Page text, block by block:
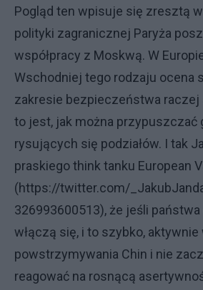
Pogląd ten wpisuje się zresztą
polityki zagranicznej Paryża
współpracy z Moskwą. W
Wschodniej tego rodzaju ocena
zakresie bezpieczeństwa raczej
to jest, jak można przypuszczać
rysujących się podziałów. I tak
praskiego think tanku European
(https://twitter.com/
326993600513), że jeśli
włączą się, i to szybko, aktywnie
powstrzymywania Chin i nie
reagować na rosnącą